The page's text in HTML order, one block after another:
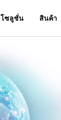
โซลูชั่น สินค้า